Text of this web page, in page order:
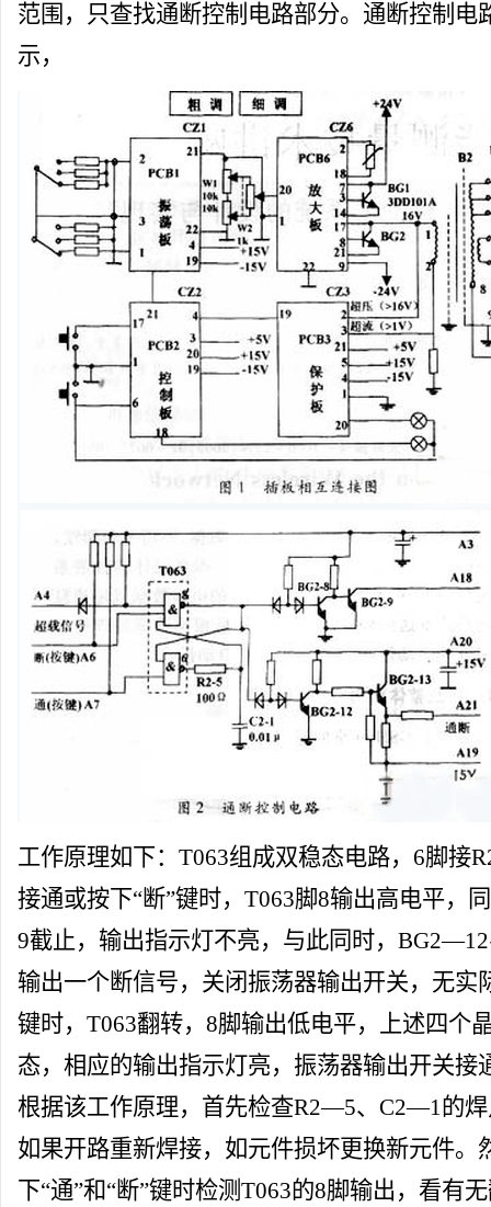
范围，只查找通断控制电路部分。通断控制电
示，
工作原理如下：T063组成双稳态电路，6脚
接通或按下“断”键时，T063脚8输出高电平
9截止，输出指示灯不亮，与此同时，
输出一个断信号，关闭振荡器输出开关，无实
键时，T063翻转，8脚输出低电平，上述四个
态，相应的输出指示灯亮，振荡器输出开关接
根据该工作原理，首先检查R2—5、C2—1的
如果开路重新焊接，如元件损坏更换新元件。
下“通”和“断”键时检测T063的8脚输出，看有